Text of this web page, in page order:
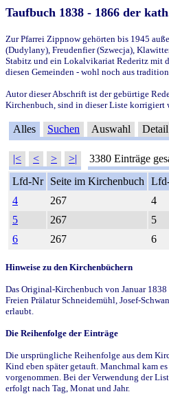
Taufbuch 1838 - 1866 der
Zur Pfarrei Zippnow gehörten bis 1945
(Dudylany), Freudenfier (Szwecja),
Stabitz und ein Lokalvikariat Rederitz mit
diesen Gemeinden - wohl noch aus
Autor dieser Abschrift ist der gebürtige
Kirchenbuch, sind in dieser Liste korrigiert
Alles Suchen Auswahl Detail
|< < > >| 3380 Einträge
Lfd-Nr
Seite im Kirchenbuch
4
267 4
5
267 5
6
267 6
Hinweise zu den Kirchenbüchern
Das Original-Kirchenbuch von Januar
Freien Prälatur Schneidemühl, Josef-
erlaubt.
Die Reihenfolge der Einträge
Die ursprüngliche Reihenfolge aus dem
Kind eben später getauft. Manchmal kam
vorgenommen. Bei der Verwendung der
erfolgt nach Tag, Monat und Jahr.